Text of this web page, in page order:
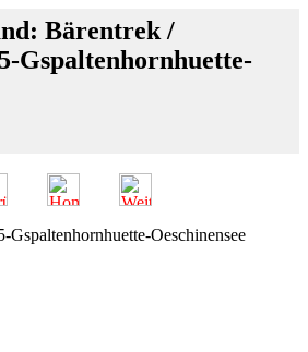
Bärentrek /
Gspaltenhornhuette-